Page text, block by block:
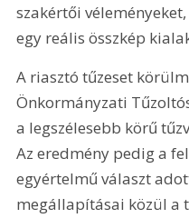
szakértői
egy reális összkép
A riasztó tűzeset
Önkormányzati
a legszélesebb körű
Az eredmény pedig a
egyértelmű választ
megállapításai közül a